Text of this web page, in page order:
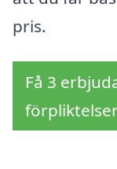
pris.
Få 3